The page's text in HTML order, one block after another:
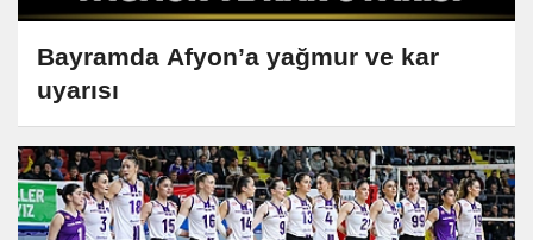
Bayramda Afyon’a yağmur ve kar
uyarısı